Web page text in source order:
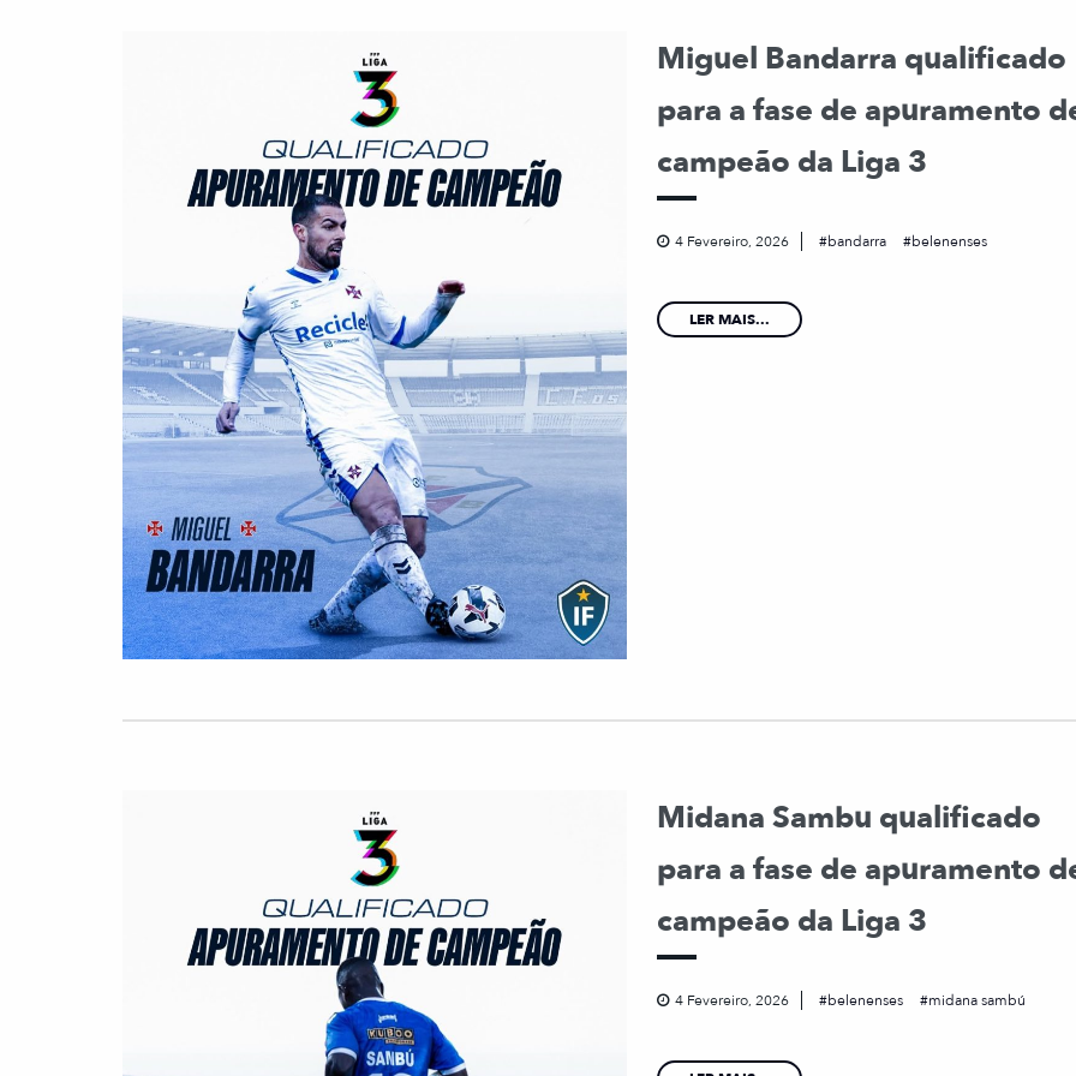
Miguel Bandarra qualificado
para a fase de apuramento
campeão da Liga 3
4 Fevereiro, 2026 bandarra belenenses
LER MAIS...
Midana Sambu qualificado
para a fase de apuramento
campeão da Liga 3
4 Fevereiro, 2026 belenenses midana sambú